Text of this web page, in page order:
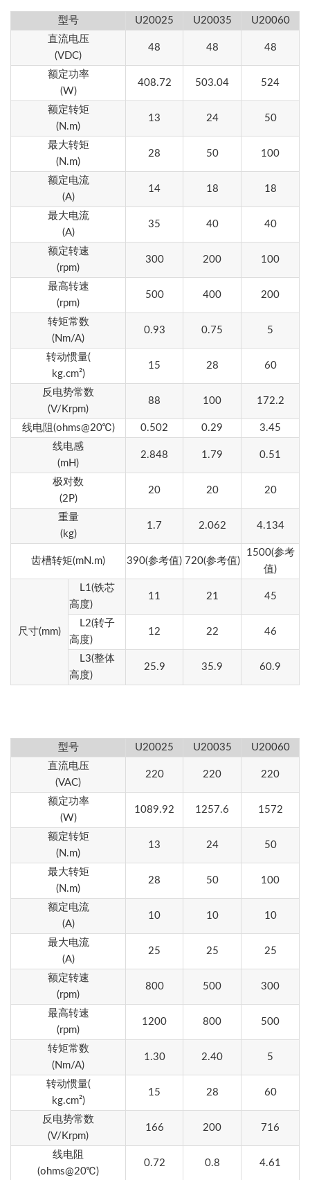
型号 U20025 U20035
U20060
直流电压
(VDC)
48 48 48
额定功率
(W)
408.72 503.04 524
额定转矩
(N.m)
13 24 50
最大转矩
(N.m)
28 50 100
额定电流
(A)
14 18 18
最大电流
(A)
35 40 40
额定转速
(rpm)
300 200 100
最高转速
(rpm)
500 400 200
转矩常数
(Nm/A)
0.93 0.75 5
转动惯量(
kg.cm²)
15 28 60
反电势常数
(V/Krpm)
88 100 172.2
线电阻 (ohms@20℃) 0.502 0.29
3.45
线电感
(mH)
2.848 1.79 0.51
极对数
(2P)
20 20 20
重量
(kg)
1.7 2.062 4.134
齿槽转矩(mN.m) 390(参考值) 720(参考值)
1500(参考
值)
尺寸(mm)
L1(铁芯
高度)
11 21 45
L2(转子
高度)
12 22 46
L3(整体
高度)
25.9 35.9 60.9
型号 U20025 U20035
U20060
直流电压
(VAC)
220 220 220
额定功率
(W)
1089.92 1257.6 1572
额定转矩
(N.m)
13 24 50
最大转矩
(N.m)
28 50 100
额定电流
(A)
10 10 10
最大电流
(A)
25 25 25
额定转速
(rpm)
800 500 300
最高转速
(rpm)
1200 800 500
转矩常数
(Nm/A)
1.30 2.40 5
转动惯量(
kg.cm²)
15 28 60
反电势常数
(V/Krpm)
166 200 716
线电阻
(ohms@20℃)
0.72 0.8 4.61